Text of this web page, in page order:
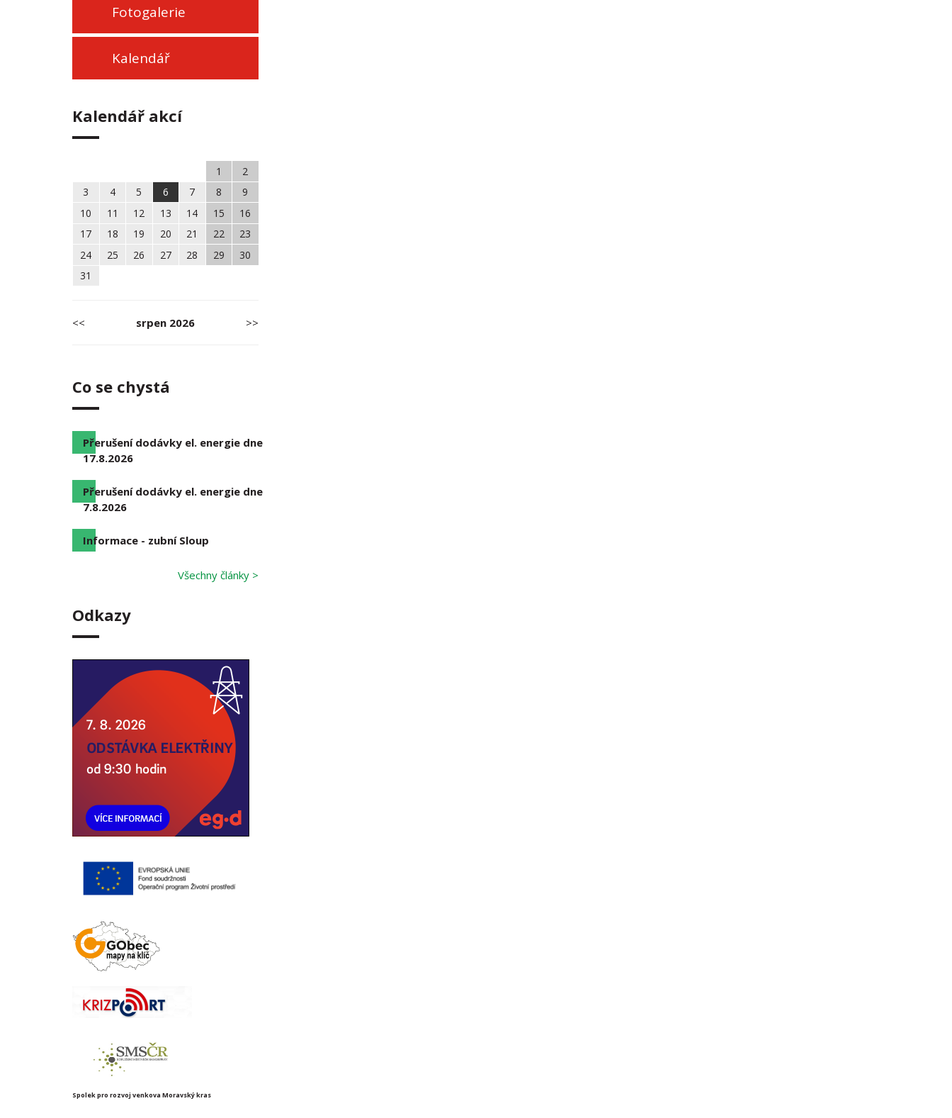
Fotogalerie
Kalendář
Kalendář akcí
1
2
3
4 5 6 7 8
9
10
11 12 13 14 15
16
17
18 19 20 21 22
23
24
25 26 27 28 29
30
31
<< srpen 2026 >>
Co se chystá
Přerušení dodávky el. energie dne
17.8.2026
Přerušení dodávky el. energie dne
7.8.2026
Informace - zubní Sloup
Všechny články >
Odkazy
Spolek pro rozvoj venkova Moravský kras